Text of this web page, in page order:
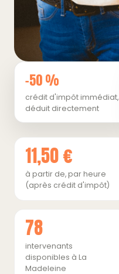
−50 %
crédit d'impôt immédiat,
déduit directement
11,50 €
à partir de, par heure
(après crédit d'impôt)
78
intervenants
disponibles à La
Madeleine